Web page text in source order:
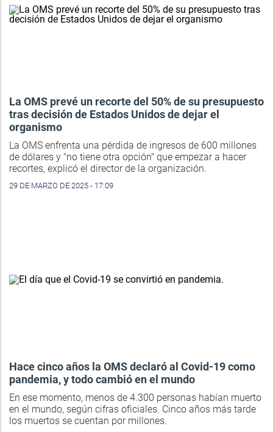
La OMS prevé un recorte del 50% de su presupuesto
tras decisión de Estados Unidos de dejar el
organismo
La OMS enfrenta una pérdida de ingresos de 600 millones
de dólares y "no tiene otra opción" que empezar a hacer
recortes, explicó el director de la organización.
29 DE MARZO DE 2025 - 17:09
Hace cinco años la OMS declaró al Covid-19 como
pandemia, y todo cambió en el mundo
En ese momento, menos de 4.300 personas habían muerto
en el mundo, según cifras oficiales. Cinco años más tarde
los muertos se cuentan por millones.